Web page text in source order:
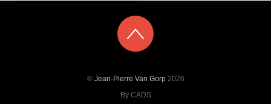
© Jean-Pierre Van Gorp2026
By CADS